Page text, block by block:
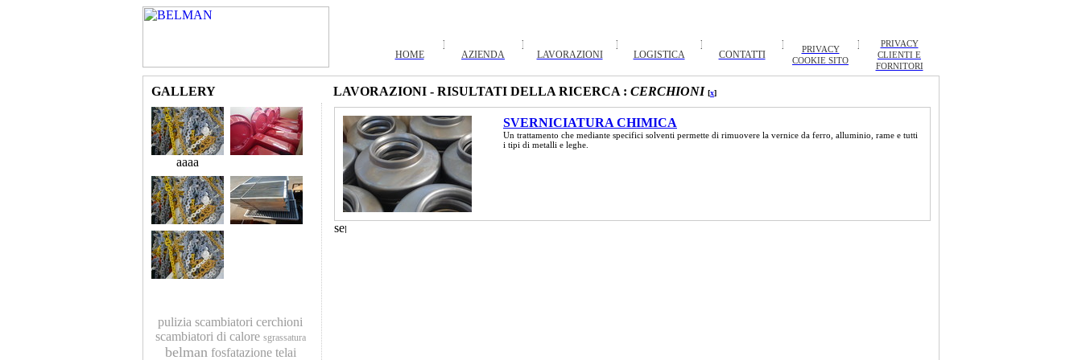
HOME AZIENDA LAVORAZIONI LOGISTICA CONTATTI
PRIVACY
COOKIE SITO
PRIVACY
CLIENTI E
FORNITORI
GALLERY LAVORAZIONI - RISULTATI DELLA RICERCA : CERCHIONI [x]
aaaa
pulizia scambiatori cerchioni
scambiatori di calore sgrassatura
belman fosfatazione telai
SVERNICIATURA CHIMICA
Un trattamento che mediante specifici solventi permette di rimuovere la vernice da ferro, alluminio, rame e tutti
i tipi di metalli e leghe.